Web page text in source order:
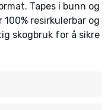
Tapes i bunn og
resirkulerbar og
skogbruk for å sikre